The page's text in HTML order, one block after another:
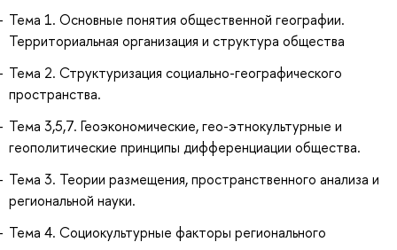
Тема 1. Основные понятия общественной географии.
Территориальная организация и структура общества
Тема 2. Структуризация социально-географического
пространства.
Тема 3,5,7. Геоэкономические, гео-этнокультурные и
геополитические принципы дифференциации общества.
Тема 3. Теории размещения, пространственного анализа и
региональной науки.
Тема 4. Социокультурные факторы регионального